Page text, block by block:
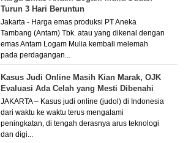
Turun 3 Hari Beruntun
Jakarta - Harga emas produksi PT Aneka
Tambang (Antam) Tbk. atau yang dikenal dengan
emas Antam Logam Mulia kembali melemah
pada perdagangan...
Kasus Judi Online Masih Kian Marak, OJK
Evaluasi Ada Celah yang Mesti Dibenahi
JAKARTA – Kasus judi online (judol) di Indonesia
dari waktu ke waktu terus mengalami
peningkatan, di tengah derasnya arus teknologi
dan digi...